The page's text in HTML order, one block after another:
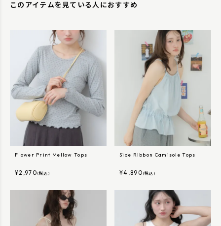
このアイテムを見ている人におすすめ
Flower Print Mellow Tops
¥2,970 (税込)
Side Ribbon Camisole Tops
¥4,890 (税込)